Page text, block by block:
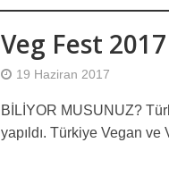
Veg Fest
19 Haziran 2017
BİLİYOR MUSUNUZ?
yapıldı. Türkiye Vegan